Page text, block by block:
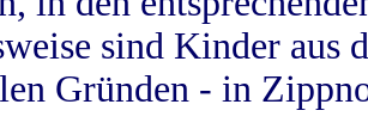
sind Kinder aus
Gründen - in